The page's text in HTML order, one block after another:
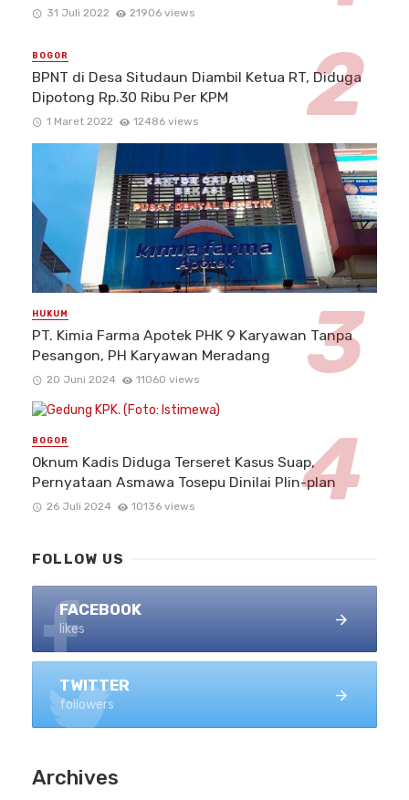
31 Juli 2022 21906 views
BOGOR
BPNT di Desa Situdaun Diambil Ketua RT, Diduga
Dipotong Rp.30 Ribu Per KPM
1 Maret 2022 12486 views
HUKUM
PT. Kimia Farma Apotek PHK 9 Karyawan Tanpa
Pesangon, PH Karyawan Meradang
20 Juni 2024 11060 views
BOGOR
Oknum Kadis Diduga Terseret Kasus Suap,
Pernyataan Asmawa Tosepu Dinilai Plin-plan
26 Juli 2024 10136 views
FOLLOW US
FACEBOOK
likes
TWITTER
followers
Archives